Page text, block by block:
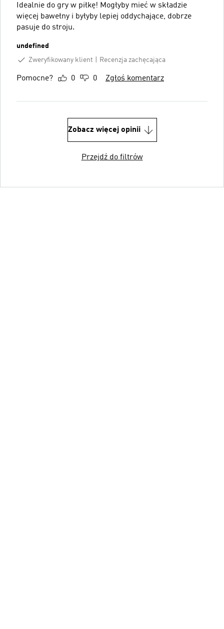
Idealnie do gry w piłkę! Mogłyby mieć w składzie
więcej bawełny i byłyby lepiej oddychające, dobrze
pasuje do stroju.
undefined
Zweryfikowany klient
Recenzja zachęcająca
Pomocne? 0 0 Zgłoś komentarz
Zobacz więcej opinii
Przejdź do filtrów